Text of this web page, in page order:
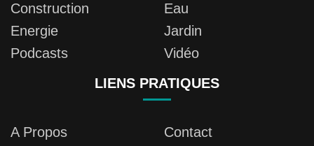
Construction
Eau
Energie
Jardin
Podcasts
Vidéo
LIENS PRATIQUES
A Propos
Contact